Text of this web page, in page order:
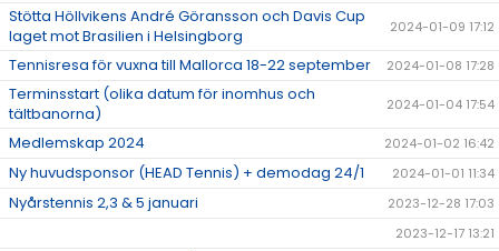
Stötta Höllvikens André Göransson och Davis Cup
laget mot Brasilien i Helsingborg
2024-01-09 17:12
Tennisresa för vuxna till Mallorca 18-22 september 2024-01-08 17:28
Terminsstart (olika datum för inomhus och
tältbanorna)
2024-01-04 17:54
Medlemskap 2024 2024-01-02 16:42
Ny huvudsponsor (HEAD Tennis) + demodag 24/1 2024-01-01 11:34
Nyårstennis 2,3 & 5 januari
2023-12-28 17:03
2023-12-17 13:21